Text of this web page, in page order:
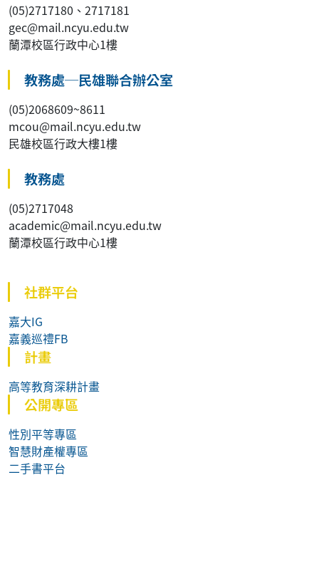
(05)2717180、2717181
gec@mail.ncyu.edu.tw
蘭潭校區行政中心1樓
教務處─民雄聯合辦公室
(05)2068609~8611
mcou@mail.ncyu.edu.tw
民雄校區行政大樓1樓
教務處
(05)2717048
academic@mail.ncyu.edu.tw
蘭潭校區行政中心1樓
社群平台
嘉大IG
嘉義巡禮FB
計畫
高等教育深耕計畫
公開專區
性別平等專區
智慧財產權專區
二手書平台